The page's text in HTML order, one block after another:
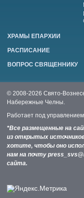
ХРАМЫ ЕПАРХИИ
РАСПИСАНИЕ
ВОПРОС СВЯЩЕННИКУ
© 2008-2026 Свято-
Набережные Челны.
Работает под
*Все размещенные на
из открытых
хотите, чтобы оно
нам на почту
сайта.